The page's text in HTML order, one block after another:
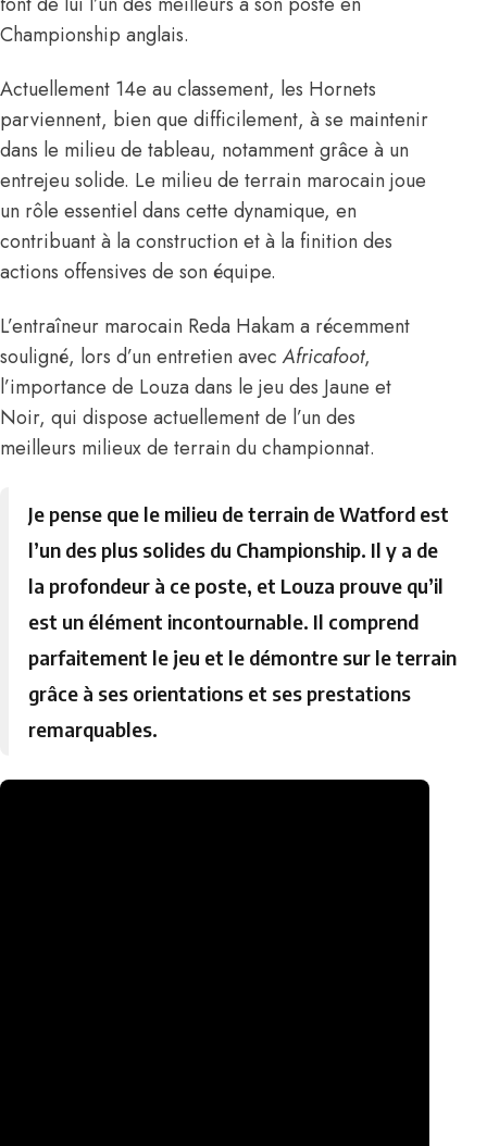
Championship anglais.
Actuellement 14e au classement, les Hornets
parviennent, bien que difficilement, à se maintenir
dans le milieu de tableau, notamment grâce à un
entrejeu solide. Le milieu de terrain marocain joue
un rôle essentiel dans cette dynamique, en
contribuant à la construction et à la finition des
actions offensives de son équipe.
L’entraîneur marocain Reda Hakam a récemment
souligné, lors d’un entretien avecAfricafoot,
l’importance de Louza dans le jeu des Jaune et
Noir, qui dispose actuellement de l’un des
meilleurs milieux de terrain du championnat.
Je pense que le milieu de terrain de Watford est
l’un des plus solides du Championship. Il y a de
la profondeur à ce poste, et Louza prouve qu’il
est un élément incontournable. Il comprend
parfaitement le jeu et le démontre sur le terrain
grâce à ses orientations et ses prestations
remarquables.